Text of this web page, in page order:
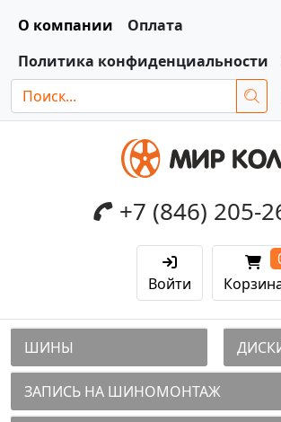
О компании
Оплата
Политика конфиденциальности
+7 (846) 205-
Войти
ШИНЫ
ЗАПИСЬ НА ШИНОМОНТАЖ